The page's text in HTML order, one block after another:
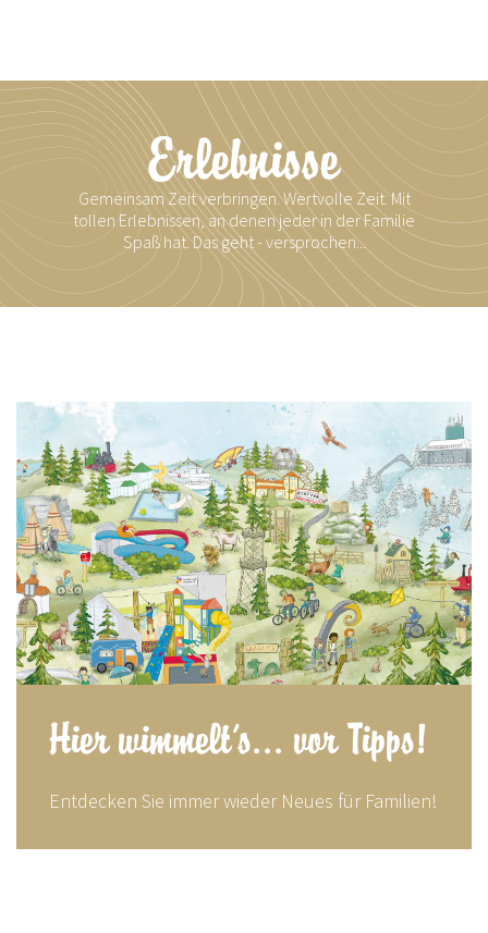
Erlebnisse
Gemeinsam Zeit verbringen. Wertvolle Zeit. Mit
tollen Erlebnissen, an denen jeder in der Familie
Spaß hat. Das geht - versprochen...
Hier wimmelt's... vor Tipps!
Entdecken Sie immer wieder Neues für Familien!